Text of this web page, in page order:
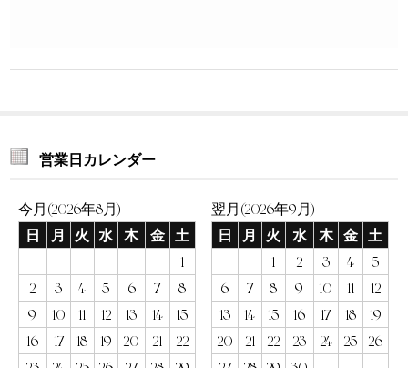
営業日カレンダー
今月(2026年8月)
日
月 火 水 木 金
土
1
2
3 4 5 6 7
8
9
10 11 12 13 14
15
16
17 18 19 20 21
22
翌月(2026年9月)
日
月 火 水 木 金
土
1
2 3 4
5
6
7 8 9 10 11
12
13
14 15 16 17 18
19
20
21 22 23 24 25
26